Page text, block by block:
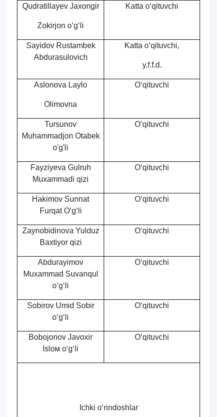
Qudratillayev Jaxongir
Zokirjon o‘g‘li
Katta o‘qituvchi
Sayidov Rustambek
Abdurasulovich
Katta o‘qituvchi,
y.f.f.d.
Aslonova Laylo
Olimovna
O‘qituvchi
Tursunov
Muhammadjon Otabek
o'g'li
O‘qituvchi
Fayziyeva Gulruh
Muxammadi qizi
O‘qituvchi
Hakimov Sunnat
Furqat O‘g‘li
O‘qituvchi
Zaynobidinova Yulduz
Baxtiyor qizi
O‘qituvchi
Abdurayimov
Muxammad Suvanqul
o‘g‘li
O‘qituvchi
Sobirov Umid Sobir
o‘g‘li
O‘qituvchi
Bobojonov Javoxir
Isloм o‘g‘li
O‘qituvchi
Ichki o‘rindoshlar